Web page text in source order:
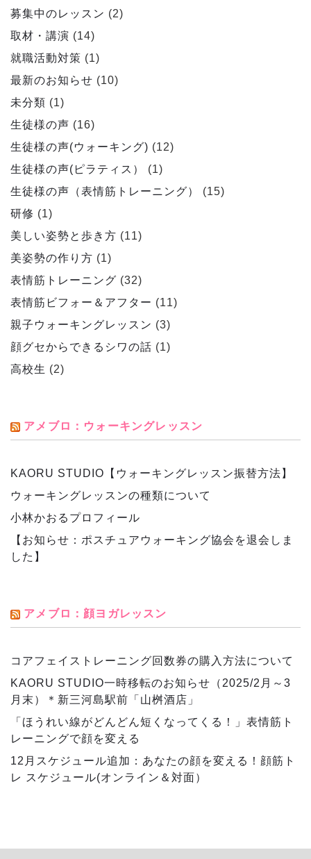
募集中のレッスン (2)
取材・講演 (14)
就職活動対策 (1)
最新のお知らせ (10)
未分類 (1)
生徒様の声 (16)
生徒様の声(ウォーキング) (12)
生徒様の声(ピラティス）
(1)
生徒様の声（表情筋トレーニング）
(15)
研修 (1)
美しい姿勢と歩き方 (11)
美姿勢の作り方 (1)
表情筋トレーニング (32)
表情筋ビフォー＆アフター (11)
親子ウォーキングレッスン (3)
顔グセからできるシワの話 (1)
高校生 (2)
アメブロ：ウォーキングレッスン
KAORU STUDIO【ウォーキングレッスン振替方法】
ウォーキングレッスンの種類について
小林かおるプロフィール
【お知らせ：ポスチュアウォーキング協会を退会しま
した】
アメブロ：顔ヨガレッスン
コアフェイストレーニング回数券の購入方法について
KAORU STUDIO一時移転のお知らせ（2025/2月～3
月末）＊新三河島駅前「山桝酒店」
「ほうれい線がどんどん短くなってくる！」表情筋ト
レーニングで顔を変える
12月スケジュール追加：あなたの顔を変える！顔筋ト
レ スケジュール(オンライン＆対面）